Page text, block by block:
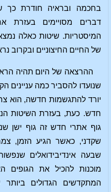
בחכמה ובראיה חודרת כך
דברים מסויימים בעזרת
המיסטריות. שיטות כאלה
של החיים החיצוניים ובקרוב
ההרצאה של היום תהיה
שנועדו להסביר כמה עניינים
יורד להתגשמות חדשה, הוא
חדש. כעת, בעזרת השיטות
גוף אתרי חדש זה גוף ישן
שקדני, כאשר הגיע הזמן,
שבעה אינדיבידואלים
מוכנות להכיל את
המתקדשים הגדולים ביותר